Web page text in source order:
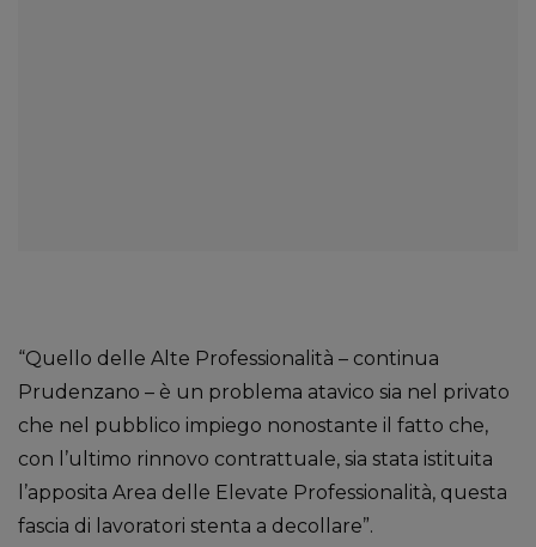
“Quello delle Alte Professionalità – continua
Prudenzano – è un problema atavico sia nel privato
che nel pubblico impiego nonostante il fatto che,
con l’ultimo rinnovo contrattuale, sia stata istituita
l’apposita Area delle Elevate Professionalità, questa
fascia di lavoratori stenta a decollare”.